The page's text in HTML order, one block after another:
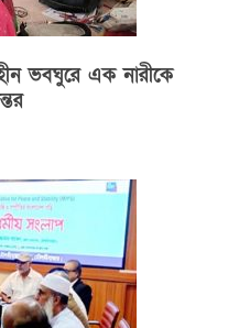
ভবঘুরে এক নারীকে